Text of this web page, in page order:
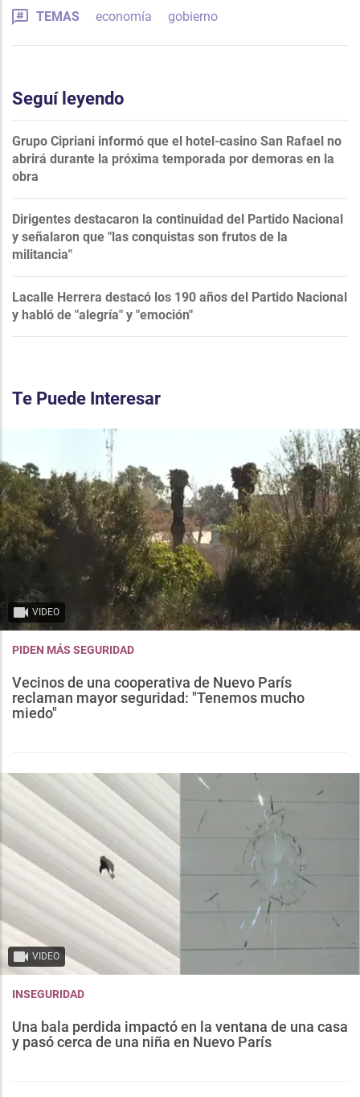
TEMAS economía gobierno
Seguí leyendo
Grupo Cipriani informó que el hotel-casino San Rafael no
abrirá durante la próxima temporada por demoras en la
obra
Dirigentes destacaron la continuidad del Partido Nacional
y señalaron que "las conquistas son frutos de la
militancia"
Lacalle Herrera destacó los 190 años del Partido Nacional
y habló de "alegría" y "emoción"
Te Puede Interesar
VIDEO
PIDEN MÁS SEGURIDAD
Vecinos de una cooperativa de Nuevo París
reclaman mayor seguridad: "Tenemos mucho
miedo"
VIDEO
INSEGURIDAD
Una bala perdida impactó en la ventana de una casa
y pasó cerca de una niña en Nuevo París